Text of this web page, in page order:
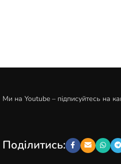
Ми на Youtube – підписуйтесь на
Поділитись: